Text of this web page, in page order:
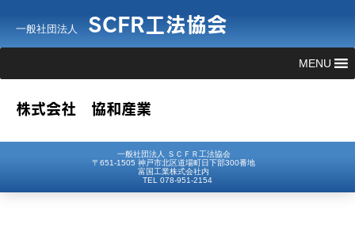
一般社団法人 SCFR工法協会
MENU
株式会社 協和産業
一般社団法人 ＳＣＦＲ工法協会
〒651-1505 神戸市北区道場町日下部300番地
富国工業株式会社内
TEL 078-951-2154